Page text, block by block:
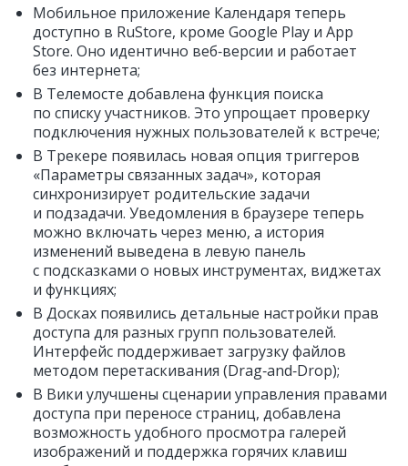
Мобильное приложение Календаря теперь
доступно в RuStore, кроме Google Play и App
Store. Оно идентично веб‑версии и работает
без интернета;
В Телемосте добавлена функция поиска
по списку участников. Это упрощает проверку
подключения нужных пользователей к встрече;
В Трекере появилась новая опция триггеров
«Параметры связанных задач», которая
синхронизирует родительские задачи
и подзадачи. Уведомления в браузере теперь
можно включать через меню, а история
изменений выведена в левую панель
с подсказками о новых инструментах, виджетах
и функциях;
В Досках появились детальные настройки прав
доступа для разных групп пользователей.
Интерфейс поддерживает загрузку файлов
методом перетаскивания (Drag‑and‑Drop);
В Вики улучшены сценарии управления правами
доступа при переносе страниц, добавлена
возможность удобного просмотра галерей
изображений и поддержка горячих клавиш